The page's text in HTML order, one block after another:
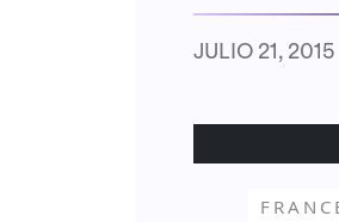
JULIO 21, 2015